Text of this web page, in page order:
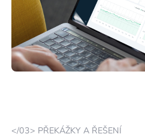
</03> PŘEKÁŽKY A ŘEŠENÍ